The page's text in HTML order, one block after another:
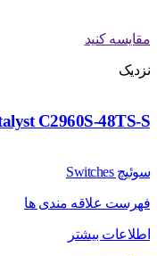
مقایسه کنید
نزدیک
C2960S-48TS-S
سوئیچ Switches
فهرست علاقه مندی ها
اطلاعات بیشتر